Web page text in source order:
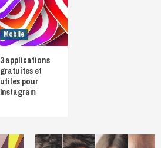
Mobile
3 applications
gratuites et
utiles pour
Instagram